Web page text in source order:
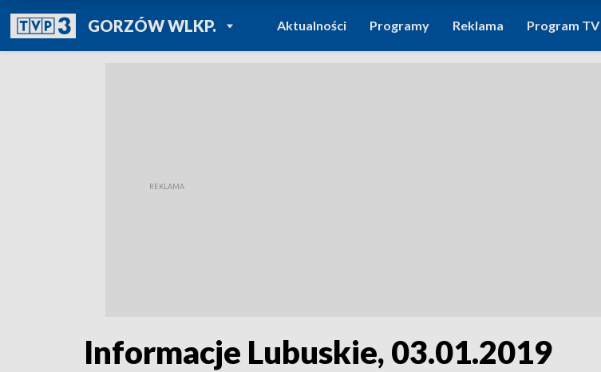
GORZÓW WLKP.POWRÓT DO
TVP REGIONY
Aktualności Programy Reklama Program TV
Informacje Lubuskie, 03.01.2019